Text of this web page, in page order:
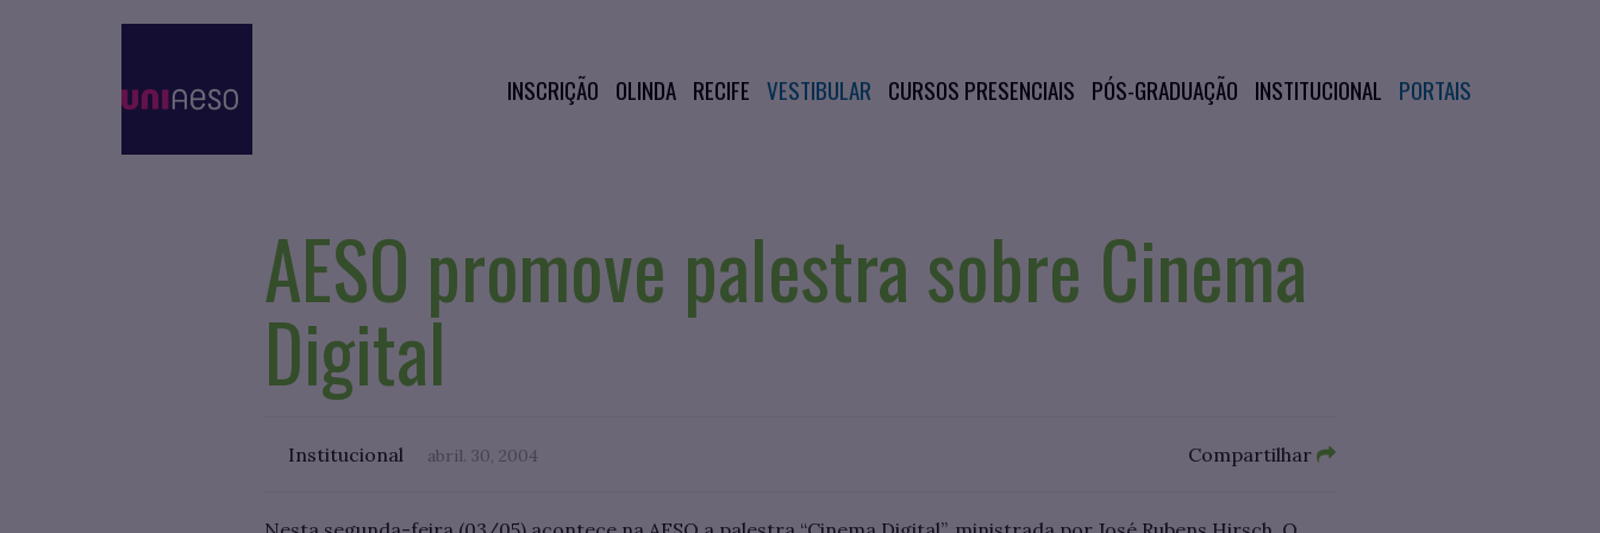
INSCRIÇÃO OLINDA RECIFE VESTIBULAR CURSOS PRESENCIAIS PÓS-GRADUAÇÃO INSTITUCIONAL PORTAIS
AESO promove palestra sobre Cinema
Digital
Institucional abril. 30, 2004 Compartilhar